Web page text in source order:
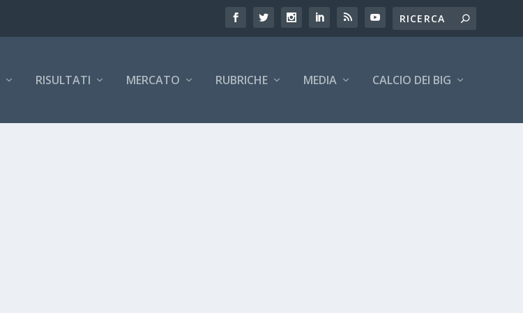
RISULTATI MERCATO RUBRICHE MEDIA CALCIO DEI BIG